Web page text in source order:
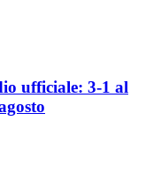
ufficiale: 3-1 al